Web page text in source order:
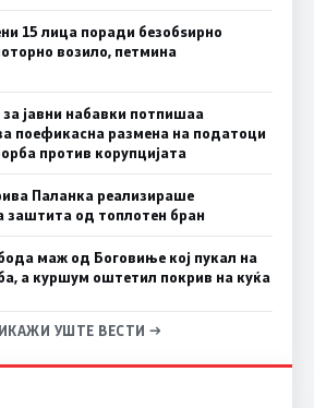
15 лица поради безобѕирно
возило, петмина
јавни набавки потпишаа
поефикасна размена на податоци
против корупцијата
Паланка реализираше
заштита од топлотен бран
маж од Боговиње кој пукал на
а куршум оштетил покрив на куќа
УШТЕ ВЕСТИ →